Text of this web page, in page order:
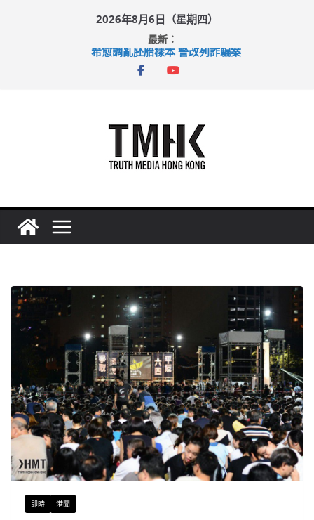
2026年8月6日（星期四）
最新：
希愈調亂胚胎樣本 警改列詐騙案
足球盛會次場激戰 祖雲達斯挫車路士
即時 港聞